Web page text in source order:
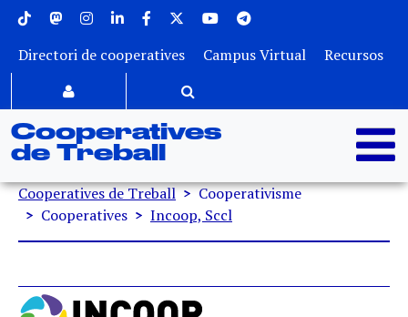
Vés al contingut
Menu superior
Directori de cooperatives Campus Virtual Recursos
Cooperatives
de Treball
Fil d'ariadna
Cooperatives de Treball
Cooperativisme
Cooperatives
Incoop, Sccl